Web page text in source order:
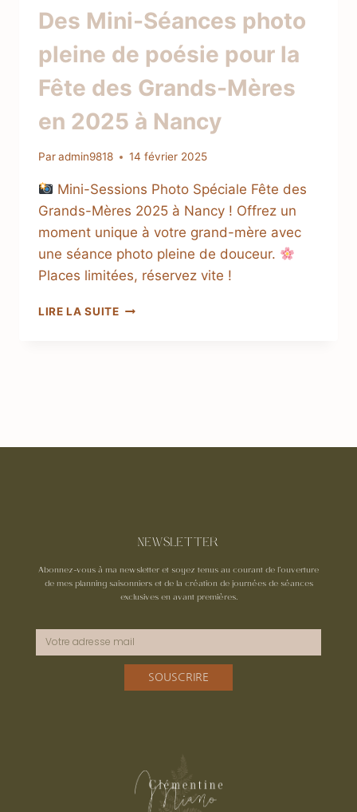
Des Mini-Séances photo
pleine de poésie pour la
Fête des Grands-Mères
en 2025 à Nancy
Paradmin9818 14 février 2025
Mini-Sessions Photo Spéciale Fête des
Grands-Mères 2025 à Nancy ! Offrez un
moment unique à votre grand-mère avec
une séance photo pleine de douceur.
Places limitées, réservez vite !
LIRE LA SUITE
NEWSLETTER
Abonnez-vous à ma newsletter et soyez tenus au courant de l’ouverture
de mes planning saisonniers et de la création de journées de séances
exclusives en avant premières.
SOUSCRIRE